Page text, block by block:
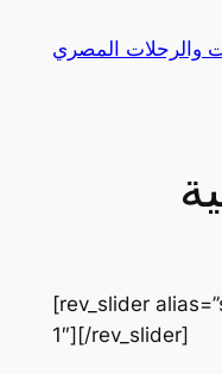
والرحلات المصري
[rev_slider
1″][/rev_slider]